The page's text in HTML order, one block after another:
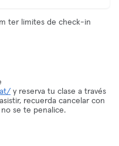
ter limites de check-in
y reserva tu clase a través
recuerda cancelar con
se te penalice.